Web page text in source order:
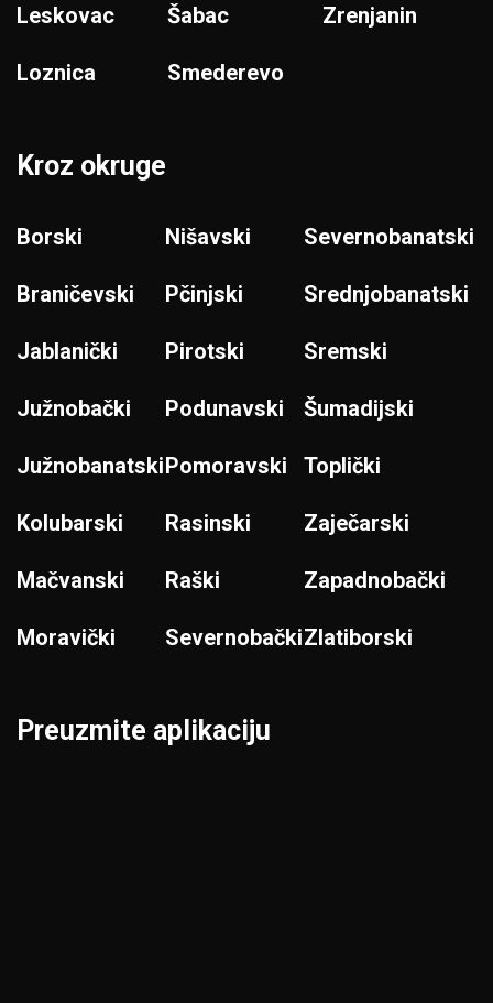
Leskovac
Loznica
Šabac
Smederevo
Zrenjanin
Kroz okruge
Borski
Braničevski
Jablanički
Južnobački
Južnobanatski
Kolubarski
Mačvanski
Moravički
Nišavski
Pčinjski
Pirotski
Podunavski
Pomoravski
Rasinski
Raški
Severnobački
Severnobanatski
Srednjobanatski
Sremski
Šumadijski
Toplički
Zaječarski
Zapadnobački
Zlatiborski
Preuzmite aplikaciju